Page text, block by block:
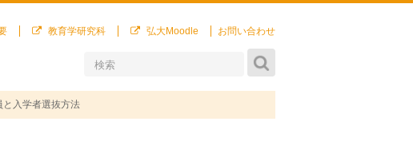
教育学研究科 弘大Moodle お問い合わせ
と入学者選抜方法